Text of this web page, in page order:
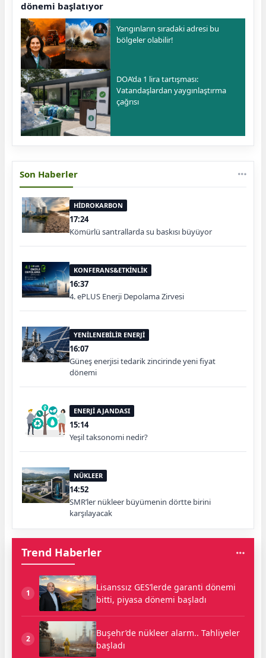
dönemi başlatıyor
Yangınların sıradaki adresi bu
bölgeler olabilir!
DOA’da 1 lira tartışması:
Vatandaşlardan yaygınlaştırma
çağrısı
Son Haberler
HİDROKARBON
17:24
Kömürlü santrallarda su baskısı büyüyor
KONFERANS&ETKİNLİK
16:37
4. ePLUS Enerji Depolama Zirvesi
YENİLENEBİLİR ENERJİ
16:07
Güneş enerjisi tedarik zincirinde yeni fiyat
dönemi
ENERJİ AJANDASI
15:14
Yeşil taksonomi nedir?
NÜKLEER
14:52
SMR’ler nükleer büyümenin dörtte birini
karşılayacak
Trend Haberler
1
Lisanssız GES’lerde garanti dönemi
bitti, piyasa dönemi başladı
2
Buşehr’de nükleer alarm.. Tahliyeler
başladı